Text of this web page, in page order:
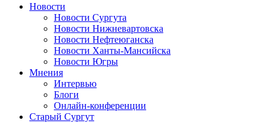
Новости
Новости Сургута
Новости Нижневартовска
Новости Нефтеюганска
Новости Ханты-Мансийска
Новости Югры
Мнения
Интервью
Блоги
Онлайн-конференции
Старый Сургут